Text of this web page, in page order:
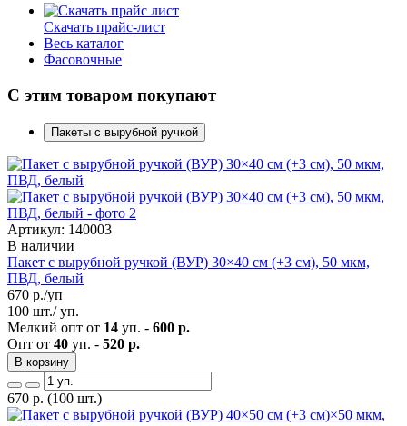
Скачать прайс-лист
Весь каталог
Фасовочные
С этим товаром покупают
Пакеты с вырубной ручкой
Артикул: 140003
В наличии
Пакет с вырубной ручкой (ВУР) 30×40 см (+3 см), 50 мкм,
ПВД, белый
670 р./уп
100 шт./ уп.
Мелкий опт от 14 уп. - 600 р.
Опт от 40 уп. - 520 р.
В корзину
670 р. (100 шт.)